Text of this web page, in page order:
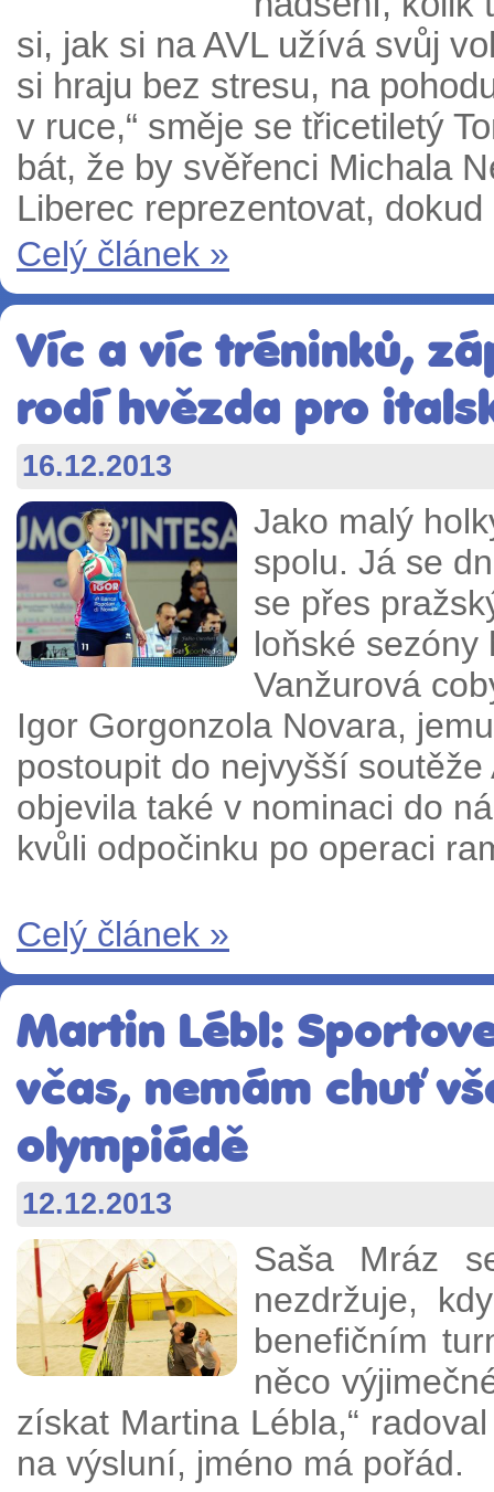
si, jak si na AVL užívá svůj
si hraju bez stresu, na
v ruce,“ směje se třicetiletý
bát, že by svěřenci Michala
Liberec reprezentovat,
Celý článek »
Víc a víc tréninků,
rodí hvězda pro
16.12.2013
Jako malý
spolu. Já se
se přes
loňské sezóny
Vanžurová
Igor Gorgonzola Novara,
postoupit do nejvyšší
objevila také v nominaci do
kvůli odpočinku po operaci
Celý článek »
Martin Lébl:
včas, nemám chuť
olympiádě
12.12.2013
Saša Mráz
nezdržuje,
benefičním
něco
získat Martina Lébla,“
na výsluní, jméno má pořád.